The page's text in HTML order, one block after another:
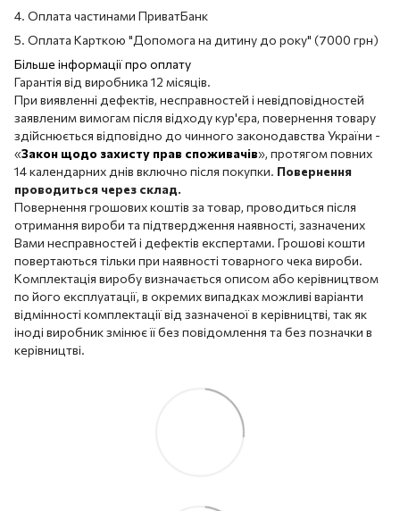
4. Оплата частинами ПриватБанк
5. Оплата Карткою "Допомога на дитину до року" (7000 грн)
Більше інформації про оплату
Гарантія від виробника 12 місяців.
При виявленні дефектів, несправностей і невідповідностей
заявленим вимогам після відходу кур'єра, повернення товару
здійснюється відповідно до чинного законодавства України -
«Закон щодо захисту прав споживачів», протягом повних
14 календарних днів включно після покупки. Повернення
проводиться через склад.
Повернення грошових коштів за товар, проводиться після
отримання вироби та підтвердження наявності, зазначених
Вами несправностей і дефектів експертами. Грошові кошти
повертаються тільки при наявності товарного чека вироби.
Комплектація виробу визначається описом або керівництвом
по його експлуатації, в окремих випадках можливі варіанти
відмінності комплектації від зазначеної в керівництві, так як
іноді виробник змінює її без повідомлення та без позначки в
керівництві.